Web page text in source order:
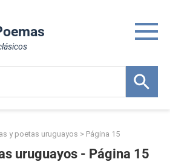
y poetas uruguayos > Página 15
uruguayos - Página 15